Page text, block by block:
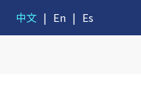
中文 | En | Es